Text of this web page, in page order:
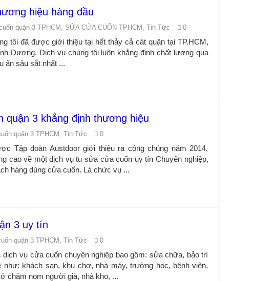
hiệu hàng đầu
quận 3 TPHCM , SỬA CỬA CUỐN TPHCM , Tin Tức 0
tôi đã được giới thiệu tại hết thảy cả cát quận tại TP.HCM,
Dương. Dịch vụ chúng tôi luôn khẳng định chất lượng qua
ấn sâu sắt nhất ...
quận 3 khẳng định thương hiệu
quận 3 TPHCM , Tin Tức 0
Tập đoàn Austdoor giới thiệu ra công chúng năm 2014,
cao về một dịch vụ tu sửa cửa cuốn uy tín Chuyên nghiệp,
hàng dùng cửa cuốn. Là chức vụ ...
3 uy tín
quận 3 TPHCM , Tin Tức 0
vụ cửa cuốn chuyên nghiệp bao gồm: sửa chữa, bảo trì
như: khách sạn, khu chợ, nhà máy, trường học, bệnh viện,
chăm nom người già, nhà kho, ...